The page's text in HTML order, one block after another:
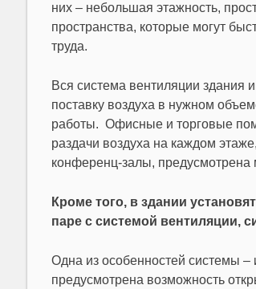
них – небольшая этажность,
пространства, которые могут
труда.
Вся система вентиляции здания
поставку воздуха в нужном
работы. Офисные и торговые
раздачи воздуха на каждом
конференц-залы, предусмотрена
Кроме того, в здании
паре с системой вентиляции,
Одна из особенностей системы
предусмотрена возможность